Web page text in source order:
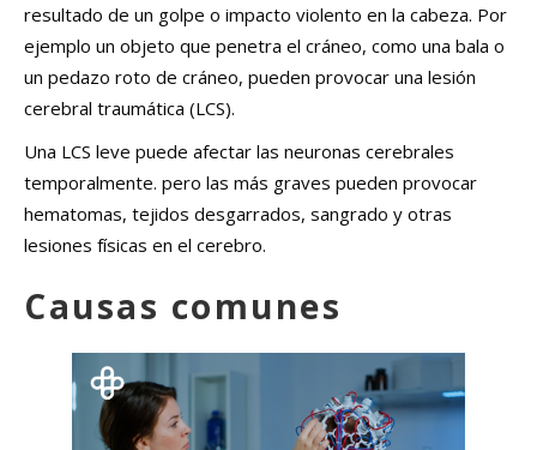
resultado de un golpe o impacto violento en la cabeza. Por
ejemplo un objeto que penetra el cráneo, como una bala o
un pedazo roto de cráneo, pueden provocar una lesión
cerebral traumática (LCS).
Una LCS leve puede afectar las neuronas cerebrales
temporalmente. pero las más graves pueden provocar
hematomas, tejidos desgarrados, sangrado y otras
lesiones físicas en el cerebro.
Causas comunes